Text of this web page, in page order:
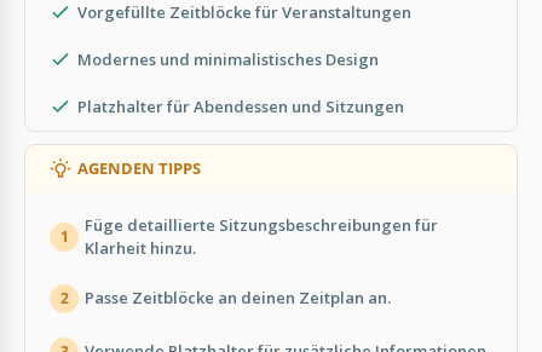
Vorgefüllte Zeitblöcke für Veranstaltungen
Modernes und minimalistisches Design
Platzhalter für Abendessen und Sitzungen
AGENDEN TIPPS
1
Füge detaillierte Sitzungsbeschreibungen für
Klarheit hinzu.
2 Passe Zeitblöcke an deinen Zeitplan an.